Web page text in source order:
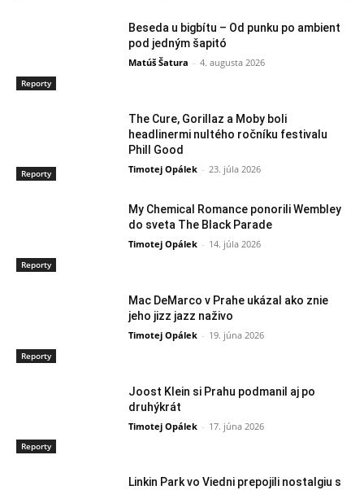
Reporty
Beseda u bigbítu – Od punku po ambient
pod jedným šapitó
Matúš Šatura - 4. augusta 2026
Reporty
The Cure, Gorillaz a Moby boli
headlinermi nultého ročníku festivalu
Phill Good
Timotej Opálek - 23. júla 2026
Reporty
My Chemical Romance ponorili Wembley
do sveta The Black Parade
Timotej Opálek - 14. júla 2026
Reporty
Mac DeMarco v Prahe ukázal ako znie
jeho jizz jazz naživo
Timotej Opálek - 19. júna 2026
Reporty
Joost Klein si Prahu podmanil aj po
druhýkrát
Timotej Opálek - 17. júna 2026
Linkin Park vo Viedni prepojili nostalgiu s